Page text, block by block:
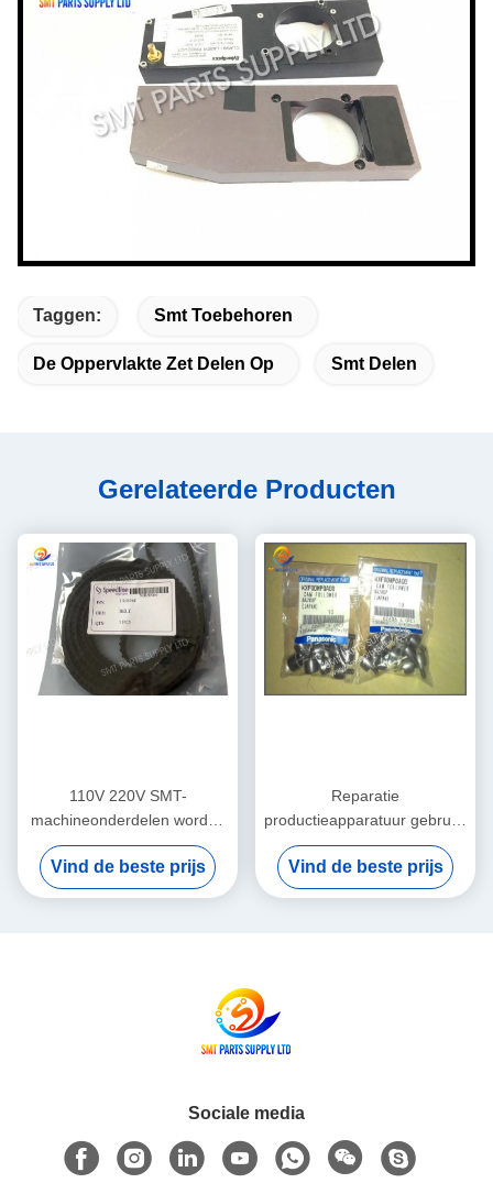
Taggen: Smt Toebehoren
De Oppervlakte Zet Delen Op Smt Delen
Gerelateerde Producten
110V 220V SMT-
machineonderdelen worden
per vliegtuig verzonden
Geïntegreerde
veldonderwijsservice ter
Vind de beste prijs
Reparatie
productieapparatuur gebruikt
in goede staat Ontworpen
voor precisie en consistente
prestaties in productielijnen
Vind de beste prijs
Sociale media